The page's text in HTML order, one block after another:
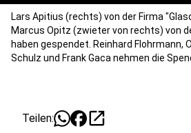
Lars Apitius (rechts) von der Firma
Marcus Opitz (zwieter von rechts) von
haben gespendet. Reinhard Flohrmann,
Schulz und Frank Gaca nehmen die
Teilen: open_in_new